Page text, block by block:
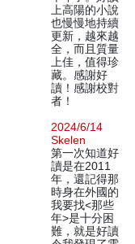
上高陽的小說
也慢慢地持續
更新，越來越
全，而且質量
上佳，值得珍
藏。感謝好
讀！感謝校對
者！
2024/6/14
Skelen
第一次知道好
讀是在2011
年，還記得那
時身在外國的
我要找<那些
年>是十分困
難，就是好讀